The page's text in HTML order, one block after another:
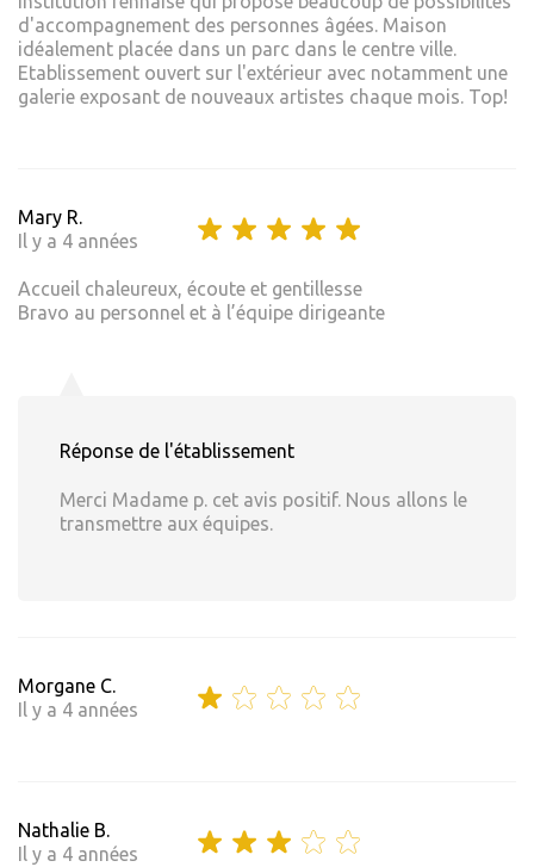
d'accompagnement des personnes âgées. Maison
idéalement placée dans un parc dans le centre ville.
Etablissement ouvert sur l'extérieur avec notamment une
galerie exposant de nouveaux artistes chaque mois. Top!
Mary R.
Il y a 4 années
Accueil chaleureux, écoute et gentillesse
Bravo au personnel et à l’équipe dirigeante
Réponse de l'établissement
Merci Madame p. cet avis positif. Nous allons le
transmettre aux équipes.
Morgane C.
Il y a 4 années
Nathalie B.
Il y a 4 années